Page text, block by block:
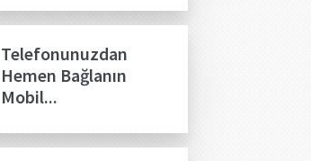
Telefonunuzdan
Hemen Bağlanın
Mobil...